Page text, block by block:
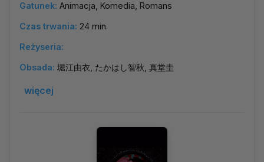
Gatunek: Animacja, Komedia, Romans
Czas trwania: 24 min.
Reżyseria:
Obsada: 堀江由衣, たかはし智秋, 真堂圭
więcej